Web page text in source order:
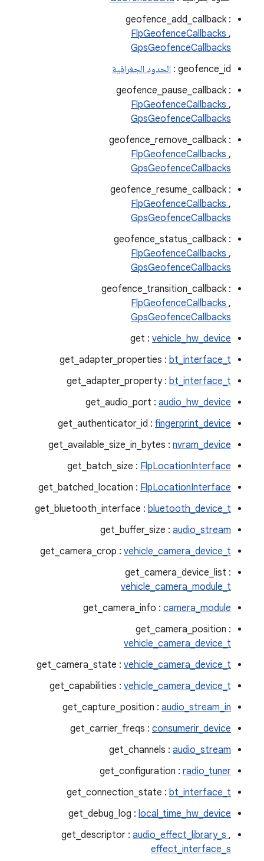
geofence_add_callback :
FlpGeofenceCallbacks ,
GpsGeofenceCallbacks
geofence_id :
الحدود الجغرافية
geofence_pause_callback :
FlpGeofenceCallbacks ,
GpsGeofenceCallbacks
geofence_remove_callback :
FlpGeofenceCallbacks ,
GpsGeofenceCallbacks
geofence_resume_callback :
FlpGeofenceCallbacks ,
GpsGeofenceCallbacks
geofence_status_callback :
FlpGeofenceCallbacks ,
GpsGeofenceCallbacks
geofence_transition_callback :
FlpGeofenceCallbacks ,
GpsGeofenceCallbacks
get : vehicle_hw_device
get_adapter_properties : bt_interface_t
get_adapter_property : bt_interface_t
get_audio_port : audio_hw_device
get_authenticator_id : fingerprint_device
get_available_size_in_bytes : nvram_device
get_batch_size : FlpLocationInterface
get_batched_location : FlpLocationInterface
get_bluetooth_interface : bluetooth_device_t
get_buffer_size : audio_stream
get_camera_crop : vehicle_camera_device_t
get_camera_device_list :
vehicle_camera_module_t
get_camera_info : camera_module
get_camera_position :
vehicle_camera_device_t
get_camera_state : vehicle_camera_device_t
get_capabilities : vehicle_camera_device_t
get_capture_position : audio_stream_in
get_carrier_freqs : consumerir_device
get_channels : audio_stream
get_configuration : radio_tuner
get_connection_state : bt_interface_t
get_debug_log : local_time_hw_device
get_descriptor : audio_effect_library_s ,
effect_interface_s